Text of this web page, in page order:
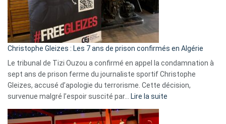
la
présence
d’Israël
Christophe Gleizes : Les 7 ans de prison confirmés en Algérie
Le tribunal de Tizi Ouzou a confirmé en appel la condamnation à
sept ans de prison ferme du journaliste sportif Christophe
Gleizes, accusé d’apologie du terrorisme. Cette décision,
survenue malgré l’espoir suscité par… Lire la suite